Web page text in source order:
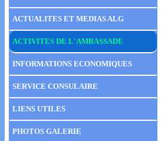
ACTUALITES ET MEDIAS ALG
ACTIVITES DE L'AMBASSADE
INFORMATIONS ECONOMIQUES
SERVICE CONSULAIRE
LIENS UTILES
PHOTOS GALERIE